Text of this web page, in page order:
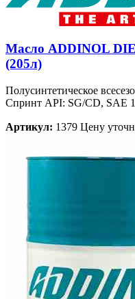
Масло ADDINOL
(205л)
Полусинтетическое
Спринт API: SG/CD, SAE
Артикул: 1379 Цену